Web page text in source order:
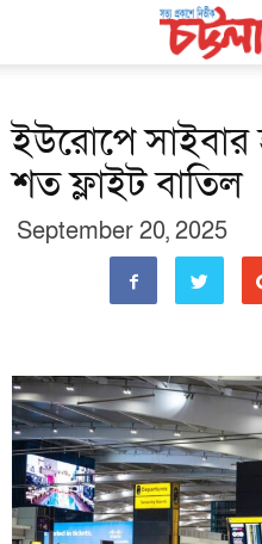
ইউরোপে সাইবার
শত ফ্লাইট বাতিল
September 20, 2025